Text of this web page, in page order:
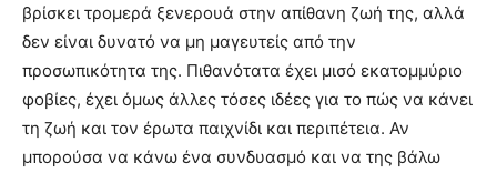
βρίσκει τρομερά ξενερουά στην απίθανη ζωή της, αλλά
δεν είναι δυνατό να μη μαγευτείς από την
προσωπικότητα της. Πιθανότατα έχει μισό εκατομμύριο
φοβίες, έχει όμως άλλες τόσες ιδέες για το πώς να κάνει
τη ζωή και τον έρωτα παιχνίδι και περιπέτεια. Αν
μπορούσα να κάνω ένα συνδυασμό και να της βάλω